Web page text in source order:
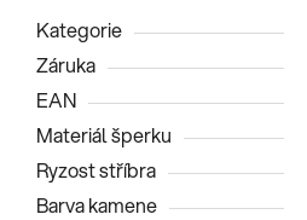
Kategorie
Záruka
EAN
Materiál šperku
Ryzost stříbra
Barva kamene